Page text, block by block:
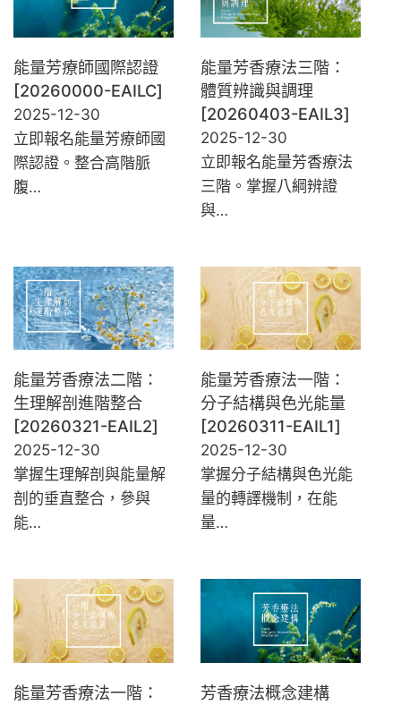
能量芳療師國際認證
[20260000-EAILC]
2025-12-30
立即報名能量芳療師國
際認證。整合高階脈
腹…
能量芳香療法三階：
體質辨識與調理
[20260403-EAIL3]
2025-12-30
立即報名能量芳香療法
三階。掌握八綱辨證
與…
能量芳香療法二階：
生理解剖進階整合
[20260321-EAIL2]
2025-12-30
掌握生理解剖與能量解
剖的垂直整合，參與
能…
能量芳香療法一階：
分子結構與色光能量
[20260311-EAIL1]
2025-12-30
掌握分子結構與色光能
量的轉譯機制，在能
量…
能量芳香療法一階：
芳香療法概念建構